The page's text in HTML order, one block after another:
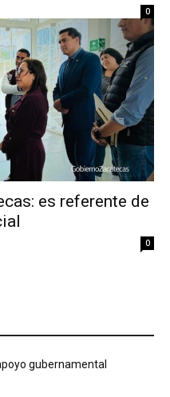
0
es referente de
0
gubernamental